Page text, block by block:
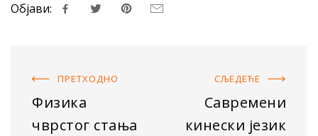
Објави:
ПРЕТХОДНO
Физика
чврстог стања
СЉЕДЕЋE
Савремени
кинески језик